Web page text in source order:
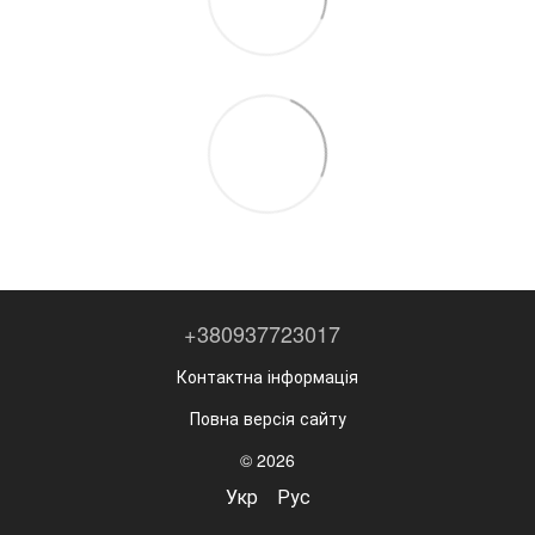
+380937723017
Контактна інформація
Повна версія сайту
© 2026
Укр Рус